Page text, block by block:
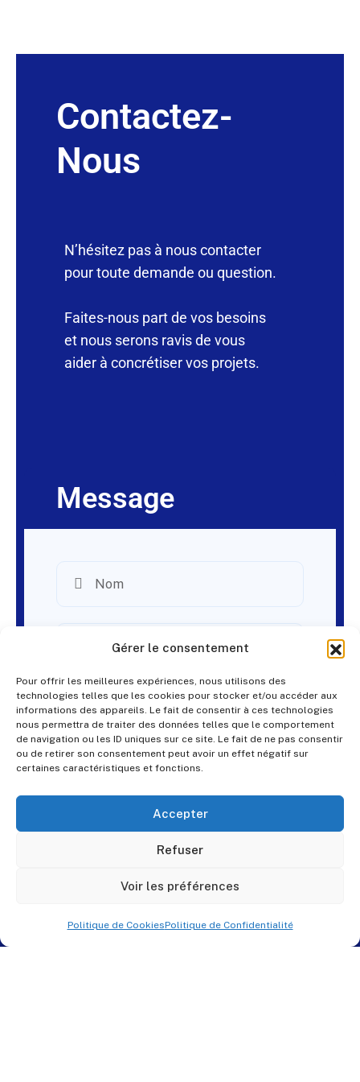
Gérer le consentement
Pour offrir les meilleures expériences, nous utilisons des
technologies telles que les cookies pour stocker et/ou accéder aux
informations des appareils. Le fait de consentir à ces technologies
nous permettra de traiter des données telles que le comportement
de navigation ou les ID uniques sur ce site. Le fait de ne pas consentir
ou de retirer son consentement peut avoir un effet négatif sur
certaines caractéristiques et fonctions.
Accepter
Refuser
Voir les préférences
Politique de CookiesPolitique de Confidentialité
Contactez-
Nous
N’hésitez pas à nous contacter
pour toute demande ou question.
Faites-nous part de vos besoins
et nous serons ravis de vous
aider à concrétiser vos projets.
Message